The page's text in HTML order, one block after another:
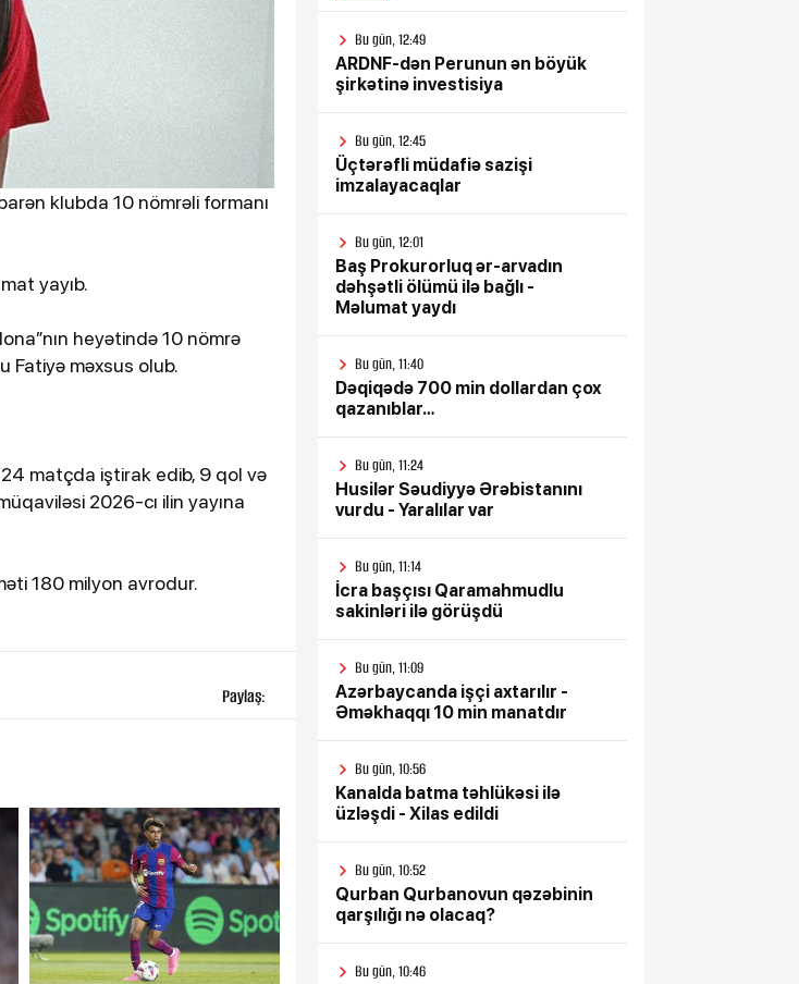
klubda 10 nömrəli formanı
yayıb.
heyətində 10 nömrə
Fatiyə məxsus olub.
matçda iştirak edib, 9 qol və
2026-cı ilin yayına
180 milyon avrodur.
Paylaş:
Bu gün, 12:49
ARDNF-dən Perunun ən böyük
şirkətinə investisiya
Bu gün, 12:45
Üçtərəfli müdafiə sazişi
imzalayacaqlar
Bu gün, 12:01
Baş Prokurorluq ər-arvadın
dəhşətli ölümü ilə bağlı -
Məlumat yaydı
Bu gün, 11:40
Dəqiqədə 700 min dollardan çox
qazanıblar…
Bu gün, 11:24
Husilər Səudiyyə Ərəbistanını
vurdu - Yaralılar var
Bu gün, 11:14
İcra başçısı Qaramahmudlu
sakinləri ilə görüşdü
Bu gün, 11:09
Azərbaycanda işçi axtarılır -
Əməkhaqqı 10 min manatdır
Bu gün, 10:56
Kanalda batma təhlükəsi ilə
üzləşdi - Xilas edildi
Bu gün, 10:52
Qurban Qurbanovun qəzəbinin
qarşılığı nə olacaq?
Bu gün, 10:46